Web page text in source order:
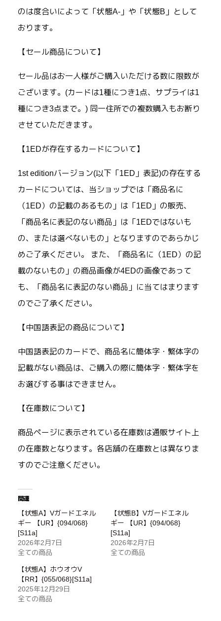
のは度合いによって「状態A-」や「状態B」として
おります。
【セール商品について】
セール品はお一人様がご購入いただける数に限数が
ございます。(カードは1種につき1点、サプライは1
種につき3点まで。) 同一住所での複数購入もお断り
させていただきます。
【1EDが存在するカードについて】
1st editionバージョン(以下「1ED」表記)の存在する
カードについては、当ショップでは「商品名に
（1ED）の記載のあるもの」は「1ED」の販売、
「商品名に表記のない商品」は「1EDではないも
の、または選べないもの」となりますのであらかじ
めご了承ください。 また、「商品名に（1ED）の記
載のないもの」の商品画像が4EDの画像であって
も、「商品名に表記のない商品」に当てはまります
のでご了承ください。
【中国語表記の商品について】
中国語表記のカードで、商品名に簡体字・繁体字の
記載がない商品は、ご購入の際に簡体字・繁体字を
お選びする事はできません。
【在庫数について】
商品ページに表示されている在庫数は通販サイト上
の在庫数となります。各店舗の在庫数とは異なりま
すのでご注意ください。
関連
【状態A】Vガードエネル
ギー 【UR】{094/068}
[S11a]
2026年2月7日
全ての商品
【状態B】Vガードエネル
ギー 【UR】{094/068}
[S11a]
2026年2月7日
全ての商品
【状態A】ホウオウV
【RR】{055/068}[S11a]
2025年12月29日
全ての商品